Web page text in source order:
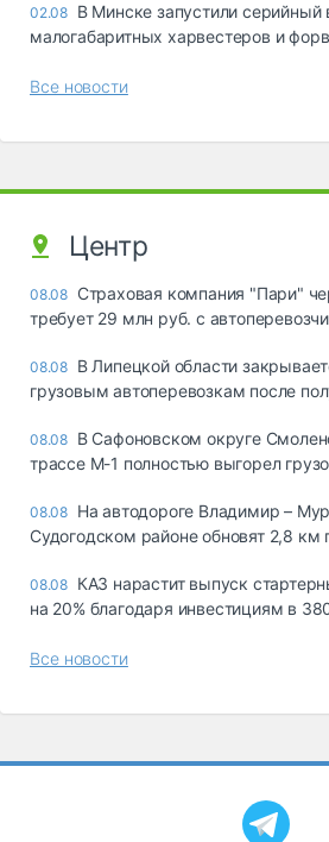
02.08 В Минске запустили серийный
малогабаритных харвестеров и
Все новости
Центр
08.08 Страховая компания "Пари"
требует 29 млн руб. с
08.08 В Липецкой области
грузовым автоперевозкам после
08.08 В Сафоновском округе
трассе М-1 полностью выгорел
08.08 На автодороге Владимир –
Судогодском районе обновят 2,8 км
08.08 КАЗ нарастит выпуск
на 20% благодаря инвестициям в
Все новости